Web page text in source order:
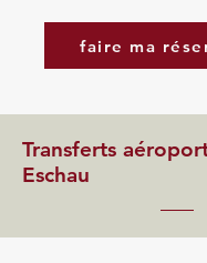
faire ma
Transferts
Eschau